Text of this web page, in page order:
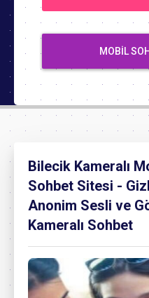
MOBIL
Bilecik Kameralı
Sohbet Sitesi -
Anonim Sesli ve
Kameralı Sohbet